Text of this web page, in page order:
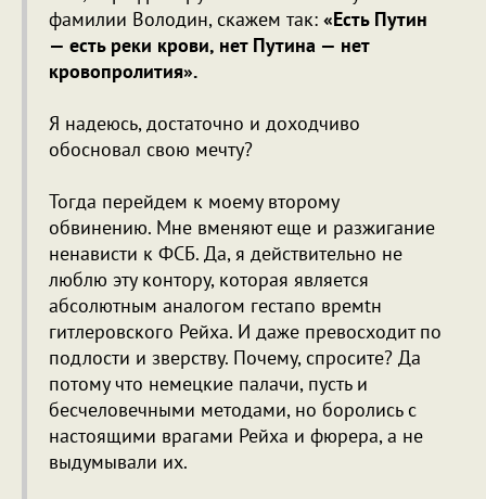
фамилии Володин, скажем так: «Есть Путин
— есть реки крови, нет Путина — нет
кровопролития».
Я надеюсь, достаточно и доходчиво
обосновал свою мечту?
Тогда перейдем к моему второму
обвинению. Мне вменяют еще и разжигание
ненависти к ФСБ. Да, я действительно не
люблю эту контору, которая является
абсолютным аналогом гестапо времtн
гитлеровского Рейха. И даже превосходит по
подлости и зверству. Почему, спросите? Да
потому что немецкие палачи, пусть и
бесчеловечными методами, но боролись с
настоящими врагами Рейха и фюрера, а не
выдумывали их.